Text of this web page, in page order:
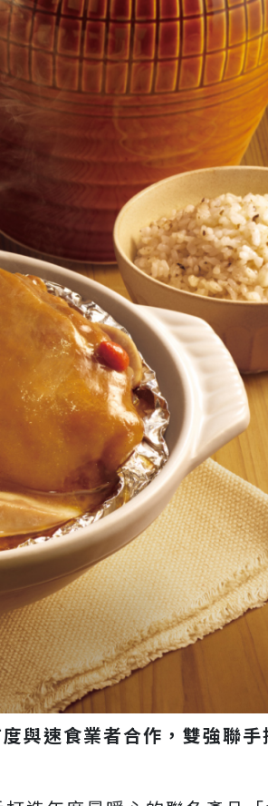
與速食業者合作，雙強聯手